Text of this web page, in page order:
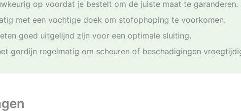
op voordat je bestelt om de juiste maat te garanderen.
met een vochtige doek om stofophoping te voorkomen.
goed uitgelijnd zijn voor een optimale sluiting.
gordijn regelmatig om scheuren of beschadigingen